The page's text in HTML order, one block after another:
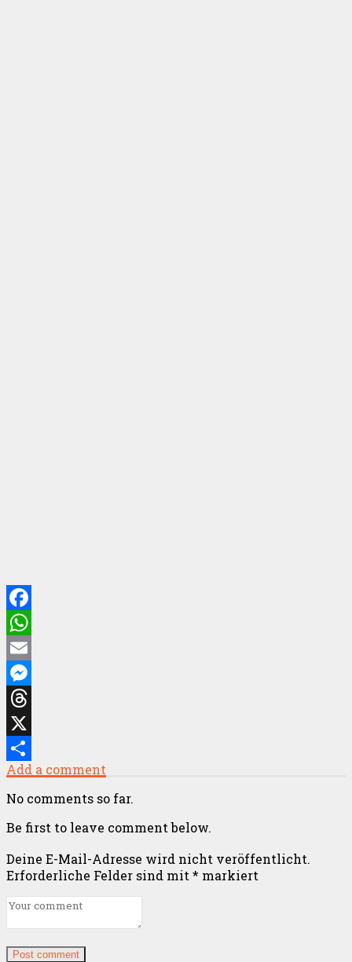
Facebook
WhatsApp
Email
Messenger
Threads
X
Teilen
Add a comment
No comments so far.
Be first to leave comment below.
Deine E-Mail-Adresse wird nicht veröffentlicht.
Erforderliche Felder sind mit * markiert
Post comment